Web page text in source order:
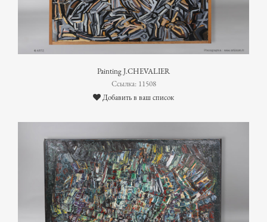
Painting J.CHEVALIER
Ссылка: 11508
Добавить в ваш список